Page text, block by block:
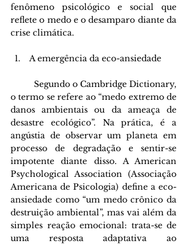
fenômeno psicológico e social que
reflete o medo e o desamparo diante da
crise climática.
A emergência da eco-ansiedade
o termo se refere ao “medo extremo de
danos ambientais ou da ameaça de
desastre ecológico”. Na prática, é a
angústia de observar um planeta em
processo de degradação e sentir-se
impotente diante disso. A American
Psychological Association (Associação
Americana de Psicologia) define a eco-
ansiedade como “um medo crônico da
destruição ambiental”, mas vai além da
simples reação emocional: trata-se de
uma resposta adaptativa ao